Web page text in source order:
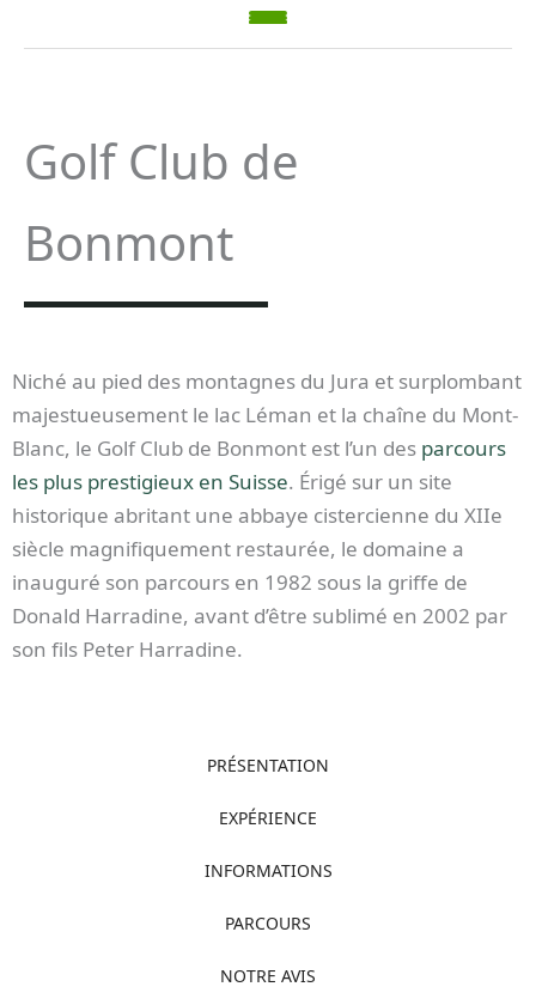
Golf Club de
Bonmont
Niché au pied des montagnes du Jura et surplombant
majestueusement le lac Léman et la chaîne du Mont-
Blanc, le Golf Club de Bonmont est l’un des parcours
les plus prestigieux en Suisse. Érigé sur un site
historique abritant une abbaye cistercienne du XIIe
siècle magnifiquement restaurée, le domaine a
inauguré son parcours en 1982 sous la griffe de
Donald Harradine, avant d’être sublimé en 2002 par
son fils Peter Harradine.
PRÉSENTATION
EXPÉRIENCE
INFORMATIONS
PARCOURS
NOTRE AVIS